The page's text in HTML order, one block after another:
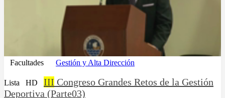
Facultades Gestión y Alta Dirección
Lista HD III Congreso Grandes Retos de la Gestión
Deportiva (Parte03)